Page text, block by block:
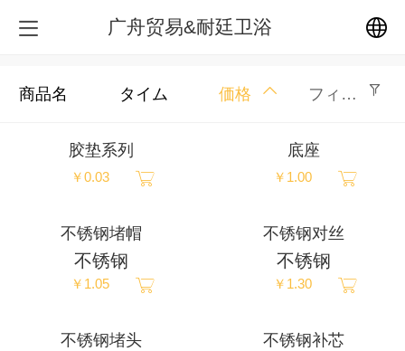
广舟贸易&耐廷卫浴
繁体
日本語
한국어
Español
商品名 タイム 価格 フィルター
胶垫系列
￥0.03
底座
￥1.00
不锈钢堵帽
不锈钢
￥1.05
不锈钢对丝
不锈钢
￥1.30
不锈钢堵头 不锈钢补芯